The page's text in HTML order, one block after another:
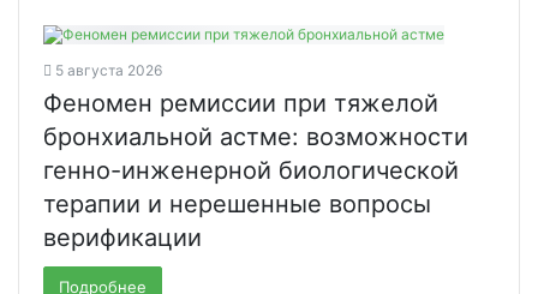
5 августа 2026
Феномен ремиссии при тяжелой
бронхиальной астме: возможности
генно-инженерной биологической
терапии и нерешенные вопросы
верификации
Подробнее